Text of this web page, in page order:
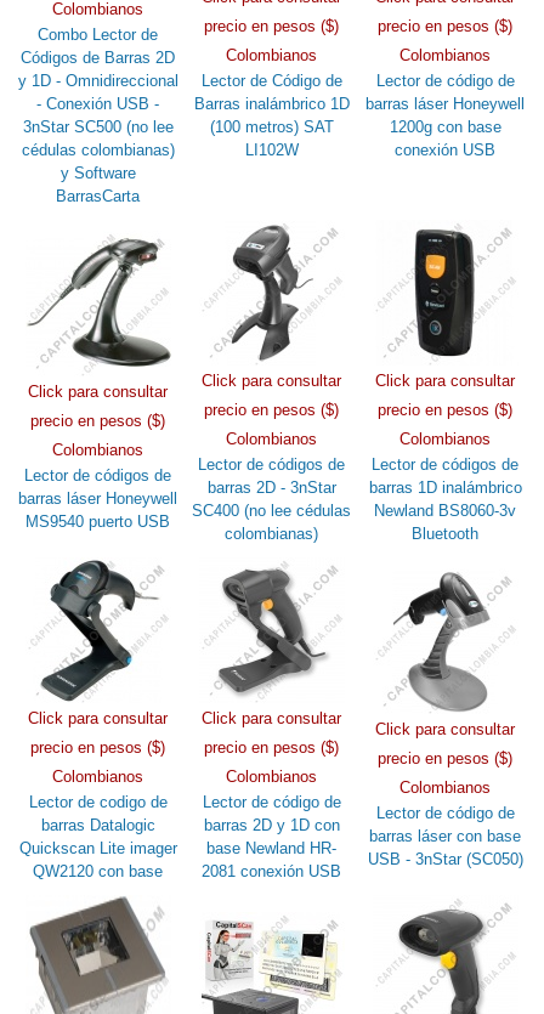
Colombianos
Combo Lector de
Códigos de Barras 2D
y 1D - Omnidireccional
- Conexión USB -
3nStar SC500 (no lee
cédulas colombianas)
y Software
BarrasCarta
precio en pesos ($)
Colombianos
Lector de Código de
Barras inalámbrico 1D
(100 metros) SAT
LI102W
precio en pesos ($)
Colombianos
Lector de código de
barras láser Honeywell
1200g con base
conexión USB
Click para consultar
precio en pesos ($)
Colombianos
Lector de códigos de
barras láser Honeywell
MS9540 puerto USB
Click para consultar
precio en pesos ($)
Colombianos
Lector de códigos de
barras 2D - 3nStar
SC400 (no lee cédulas
colombianas)
Click para consultar
precio en pesos ($)
Colombianos
Lector de códigos de
barras 1D inalámbrico
Newland BS8060-3v
Bluetooth
Click para consultar
precio en pesos ($)
Colombianos
Lector de codigo de
barras Datalogic
Quickscan Lite imager
QW2120 con base
Click para consultar
precio en pesos ($)
Colombianos
Lector de código de
barras 2D y 1D con
base Newland HR-
2081 conexión USB
Click para consultar
precio en pesos ($)
Colombianos
Lector de código de
barras láser con base
USB - 3nStar (SC050)